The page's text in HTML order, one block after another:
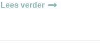
Lees verder